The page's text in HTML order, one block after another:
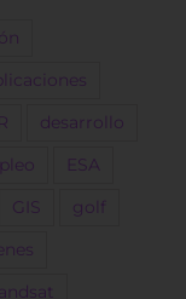
desarrollo
ESA
GIS golf